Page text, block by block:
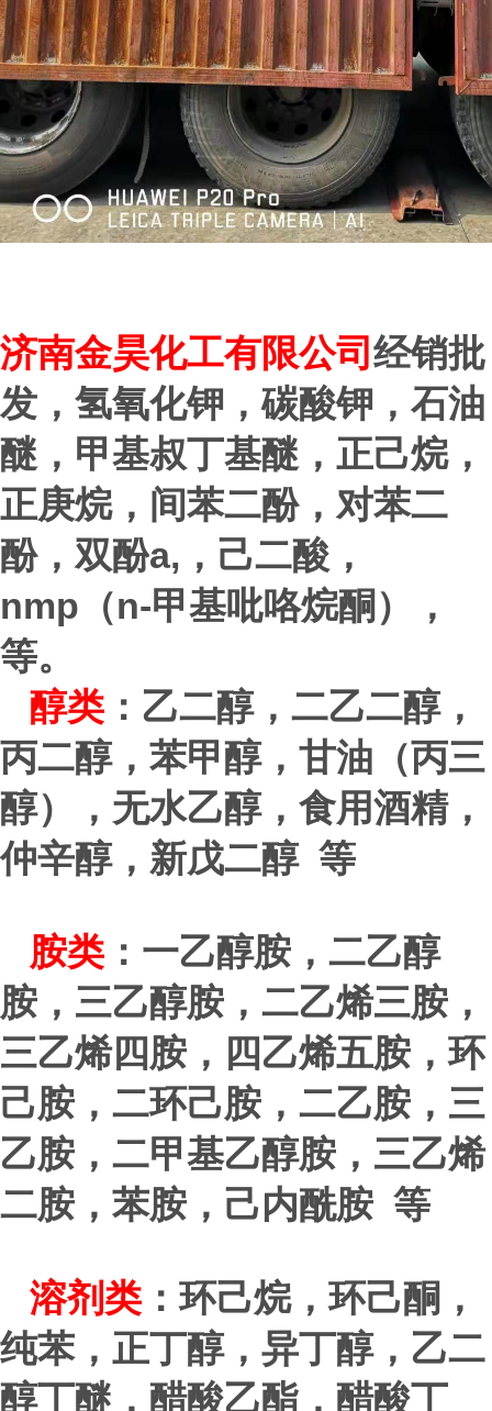
济南金昊化工有限公司 经销批
发，氢氧化钾，碳酸钾，石油
醚，甲基叔丁基醚，正己烷，
正庚烷，间苯二酚，对苯二
酚，双酚a, ，己二酸，
nmp （n-甲基吡咯烷酮），
等。
醇类 ：乙二醇，二乙二醇，
丙二醇，苯甲醇，甘油（丙三
醇），无水乙醇，食用酒精，
仲辛醇，新戊二醇 等
胺类 ：一乙醇胺，二乙醇
胺，三乙醇胺，二乙烯三胺，
三乙烯四胺，四乙烯五胺，环
己胺，二环己胺，二乙胺，三
乙胺，二甲基乙醇胺，三乙烯
二胺，苯胺，己内酰胺 等
溶剂类 ：环己烷，环己酮，
纯苯，正丁醇，异丁醇，乙二
醇丁醚，醋酸乙酯，醋酸丁